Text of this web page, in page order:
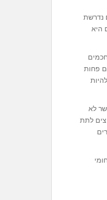
מנעולים נדרשת
היא
פחות
לא
לתת